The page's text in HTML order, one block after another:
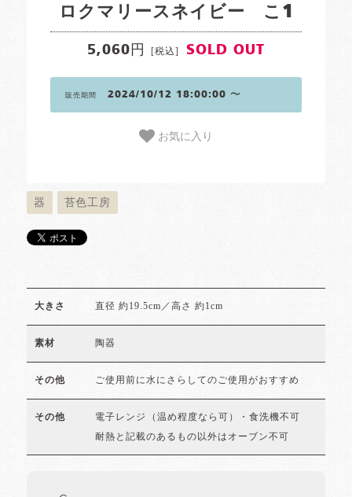
ロクマリースネイビー こ1
5,060円 [税込] SOLD OUT
販売期間 2024/10/12 18:00:00 〜
お気に入り
器 苔色工房
大きさ 直径 約19.5cm／高さ 約1cm
素材 陶器
その他 ご使用前に水にさらしてのご使用がおすすめ
その他 電子レンジ（温め程度なら可）・食洗機不可
耐熱と記載のあるもの以外はオーブン不可